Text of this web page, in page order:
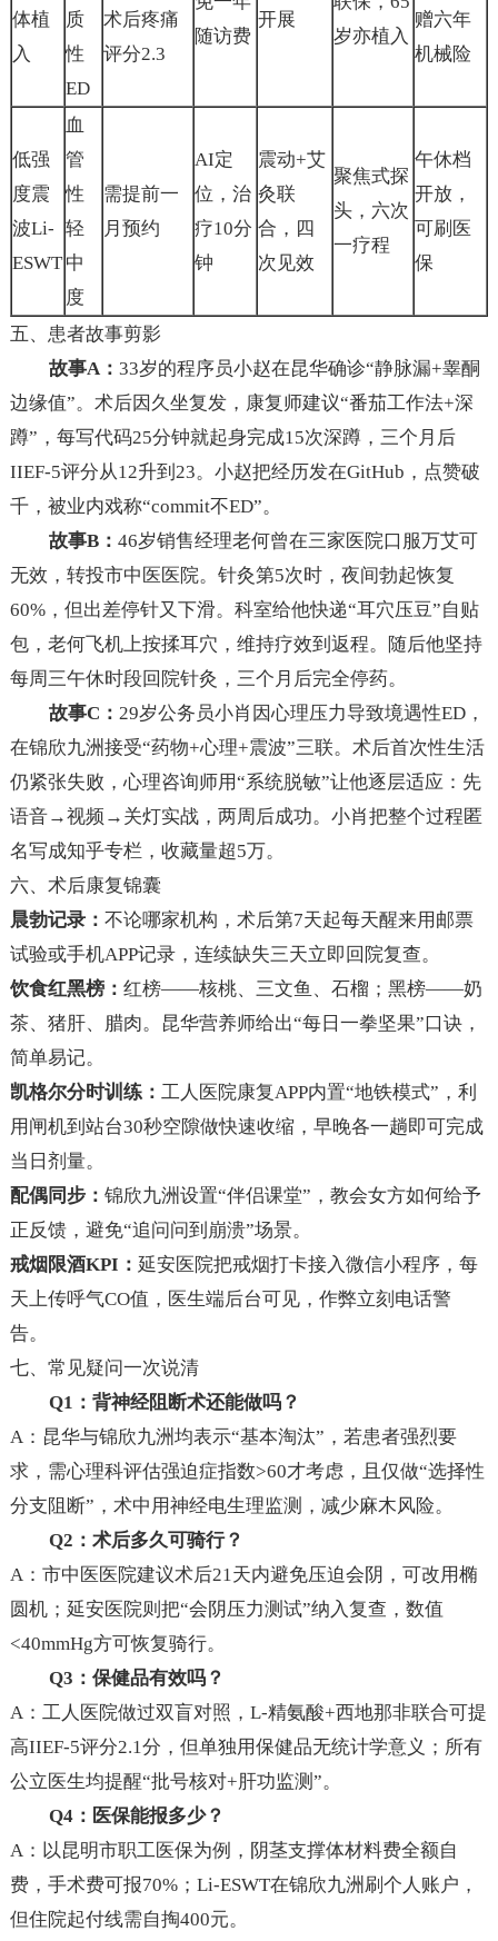
体植
入
质
性
ED
术后疼痛
评分2.3
随访费
开展
岁亦植入
赠六年
机械险
低强
度震
波Li-
ESWT
血
管
性
轻
中
度
需提前一
月预约
AI定
位，治
疗10分
钟
震动+艾
灸联
合，四
次见效
聚焦式探
头，六次
一疗程
午休档
开放，
可刷医
保
五、患者故事剪影
故事A： 33岁的程序员小赵在昆华确诊“静脉漏+睾酮
边缘值”。术后因久坐复发，康复师建议“番茄工作法+深
蹲”，每写代码25分钟就起身完成15次深蹲，三个月后
IIEF-5评分从12升到23。小赵把经历发在GitHub，点赞破
千，被业内戏称“commit不ED”。
故事B： 46岁销售经理老何曾在三家医院口服万艾可
无效，转投市中医医院。针灸第5次时，夜间勃起恢复
60%，但出差停针又下滑。科室给他快递“耳穴压豆”自贴
包，老何飞机上按揉耳穴，维持疗效到返程。随后他坚持
每周三午休时段回院针灸，三个月后完全停药。
故事C： 29岁公务员小肖因心理压力导致境遇性ED，
在锦欣九洲接受“药物+心理+震波”三联。术后首次性生活
仍紧张失败，心理咨询师用“系统脱敏”让他逐层适应：先
语音→视频→关灯实战，两周后成功。小肖把整个过程匿
名写成知乎专栏，收藏量超5万。
六、术后康复锦囊
晨勃记录： 不论哪家机构，术后第7天起每天醒来用邮票
试验或手机APP记录，连续缺失三天立即回院复查。
饮食红黑榜： 红榜——核桃、三文鱼、石榴；黑榜——奶
茶、猪肝、腊肉。昆华营养师给出“每日一拳坚果”口诀，
简单易记。
凯格尔分时训练： 工人医院康复APP内置“地铁模式”，利
用闸机到站台30秒空隙做快速收缩，早晚各一趟即可完成
当日剂量。
配偶同步： 锦欣九洲设置“伴侣课堂”，教会女方如何给予
正反馈，避免“追问问到崩溃”场景。
戒烟限酒KPI： 延安医院把戒烟打卡接入微信小程序，每
天上传呼气CO值，医生端后台可见，作弊立刻电话警
告。
七、常见疑问一次说清
Q1：背神经阻断术还能做吗？
A：昆华与锦欣九洲均表示“基本淘汰”，若患者强烈要
求，需心理科评估强迫症指数>60才考虑，且仅做“选择性
分支阻断”，术中用神经电生理监测，减少麻木风险。
Q2：术后多久可骑行？
A：市中医医院建议术后21天内避免压迫会阴，可改用椭
圆机；延安医院则把“会阴压力测试”纳入复查，数值
<40mmHg方可恢复骑行。
Q3：保健品有效吗？
A：工人医院做过双盲对照，L-精氨酸+西地那非联合可提
高IIEF-5评分2.1分，但单独用保健品无统计学意义；所有
公立医生均提醒“批号核对+肝功监测”。
Q4：医保能报多少？
A：以昆明市职工医保为例，阴茎支撑体材料费全额自
费，手术费可报70%；Li-ESWT在锦欣九洲刷个人账户，
但住院起付线需自掏400元。